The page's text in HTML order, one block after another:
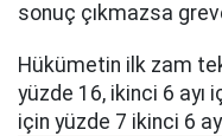
sonuç çıkmazsa
Hükümetin ilk zam
yüzde 16, ikinci 6 ayı
için yüzde 7 ikinci 6